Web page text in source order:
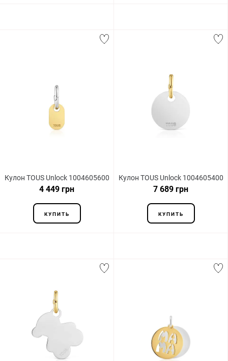
Кулон TOUS Unlock 1004605600
4 449 грн
КУПИТЬ
Кулон TOUS Unlock 1004605400
7 689 грн
КУПИТЬ